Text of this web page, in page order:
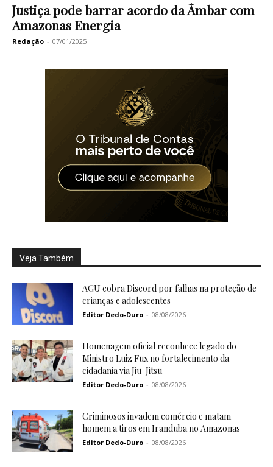
Justiça pode barrar acordo da Âmbar com
Amazonas Energia
Redação - 07/01/2025
Veja Também
AGU cobra Discord por falhas na proteção de
crianças e adolescentes
Editor Dedo-Duro - 08/08/2026
Homenagem oficial reconhece legado do
Ministro Luiz Fux no fortalecimento da
cidadania via Jiu-Jitsu
Editor Dedo-Duro - 08/08/2026
Criminosos invadem comércio e matam
homem a tiros em Iranduba no Amazonas
Editor Dedo-Duro - 08/08/2026